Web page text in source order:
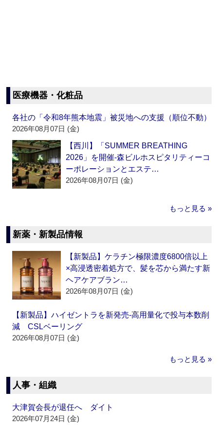
医療機器・化粧品
各社の「令和8年熊本地震」被災地への支援（順位不動）
2026年08月07日 (金)
【西川】「SUMMER BREATHING
2026」を開催‐森ビルホスピタリティーコ
ーポレーションとエステ…
2026年08月07日 (金)
もっと見る »
新薬・新製品情報
【新製品】ケラチン極限濃度6800倍以上
×高浸透密着処方で、髪を芯から満たす新
ヘアケアブラン…
2026年08月07日 (金)
【新製品】ハイゼントラを新発売‐高用量化で投与本数削
減 CSLベーリング
2026年08月07日 (金)
もっと見る »
人事・組織
大津賀会長が退任へ ダイト
2026年07月24日 (金)